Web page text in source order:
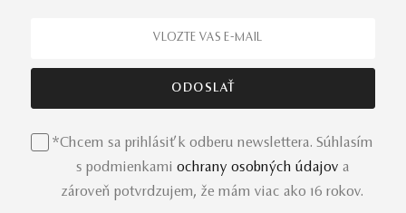
*Chcem sa prihlásiť k odberu newslettera. Súhlasím
s podmienkami ochrany osobných údajov a
zároveň potvrdzujem, že mám viac ako 16 rokov.